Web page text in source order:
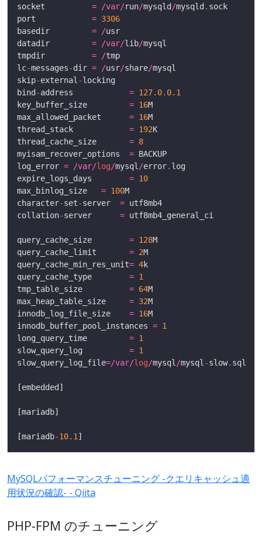
socket = /var/run/mysqld /mysqld .
port = 3306
basedir = /
datadir = /var/lib/
tmpdir = /
lc-messages-dir = /usr/share/
skip-external -
bind -address = 127.0. 0.1
key_buffer_size = 16
max_allowed_packet = 16
thread_stack = 192
thread_cache_size = 8
myisam_recover_options =
log_error = /var/log/mysql /error.
expire_logs_days = 10
max_binlog_size = 100
character-set-server =
collation-server =
query_cache_size = 128
query_cache_limit = 2
query_cache_min_res_unit= 4
query_cache_type = 1
tmp_table_size = 64
max_heap_table_size = 32
innodb_log_file_size = 16
innodb_buffer_pool_instances = 1
long_query_time = 1
slow_query_log = 1
slow_query_log_file=/var/log/mysql /mysql -slow.
[mariadb-10.1
MySQLパフォーマンスチューニング -クエリキャッシュ適
用状況の確認- - Qiita
PHP-FPM のチューニング